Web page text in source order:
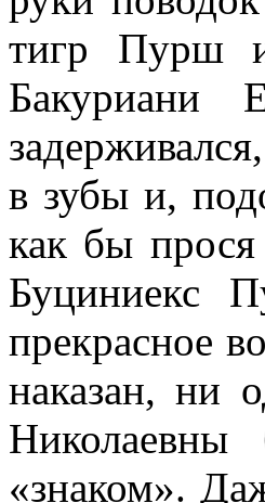
тигр Пурш
Бакуриани
в зубы и,
как бы прося
Буциниекс
прекрасное
наказан, ни
«знаком».